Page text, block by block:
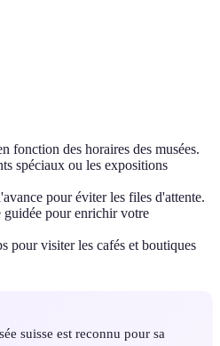
fonction des horaires des musées.
spéciaux ou les expositions
pour éviter les files d'attente.
pour enrichir votre
pour visiter les cafés et boutiques
suisse est reconnu pour sa